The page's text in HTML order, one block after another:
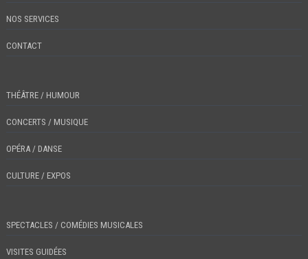
NOS SERVICES
CONTACT
THÉÂTRE / HUMOUR
CONCERTS / MUSIQUE
OPÉRA / DANSE
CULTURE / EXPOS
SPECTACLES / COMÉDIES MUSICALES
VISITES GUIDÉES